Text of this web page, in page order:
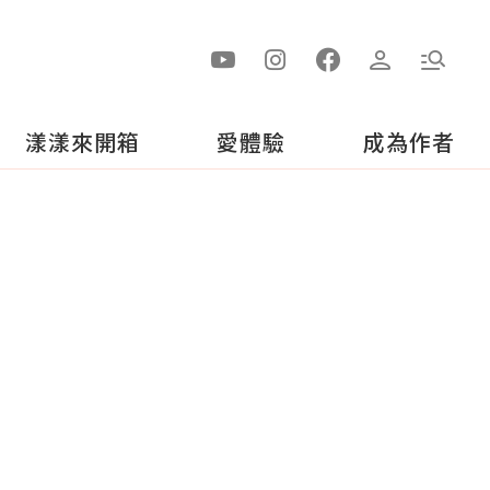
漾漾來開箱 愛體驗 成為作者